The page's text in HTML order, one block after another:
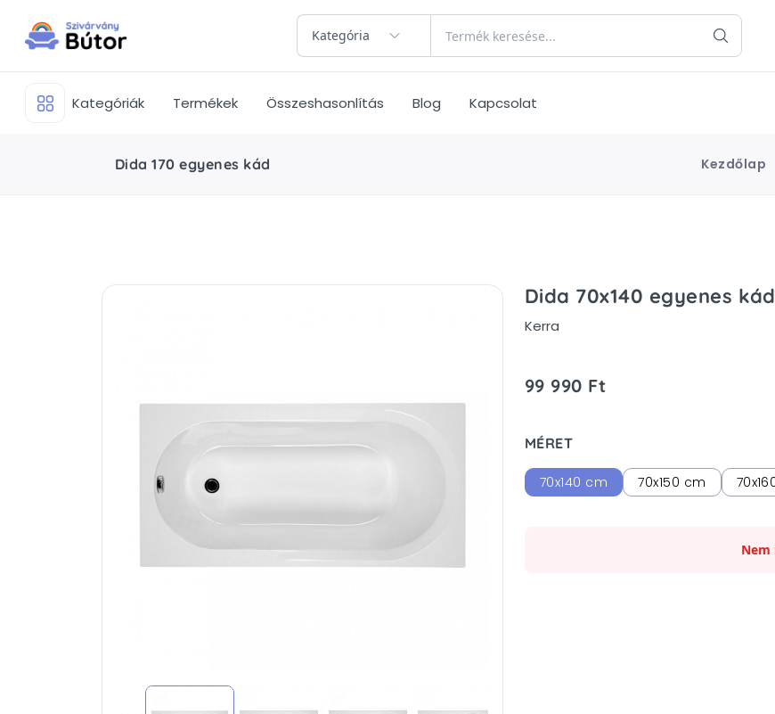
Kategória
Kategóriák Termékek Összeshasonlítás Blog Kapcsolat
Dida 170 egyenes kád Kezdőlap
Dida 70x140 egyenes kád
Kerra
99 990 Ft
MÉRET
70x140 cm 70x150 cm
Nem